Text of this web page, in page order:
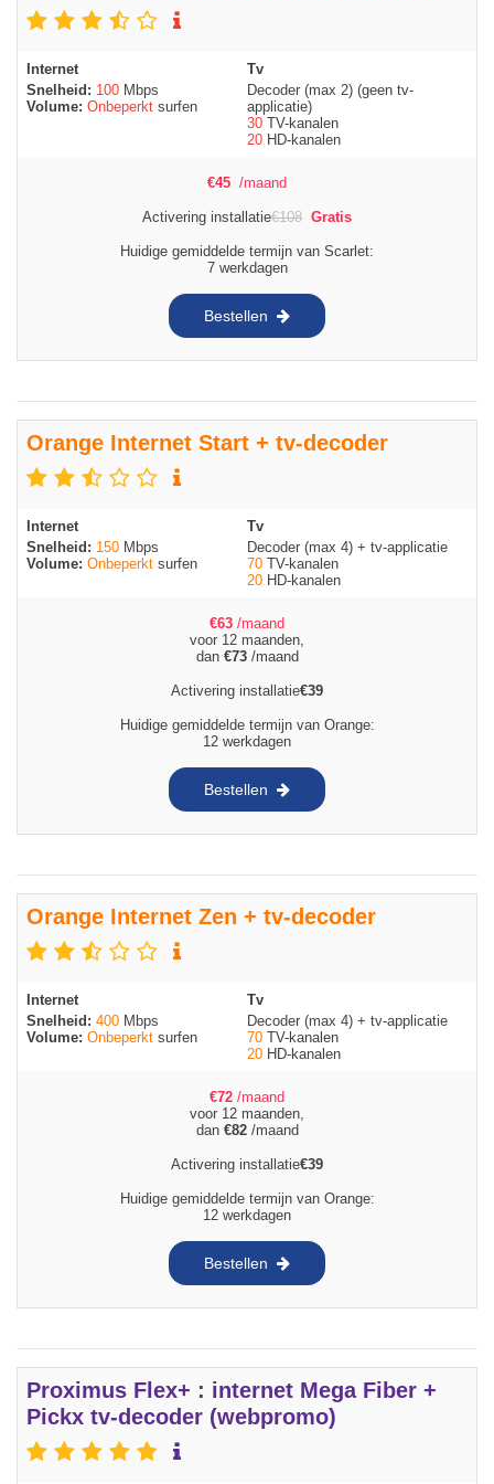
Internet
Snelheid: 100 Mbps
Volume: Onbeperkt surfen
Tv
Decoder (max 2) (geen tv-
applicatie)
30 TV-kanalen
20 HD-kanalen
€45 /maand
Activering installatie€108 Gratis
Huidige gemiddelde termijn van Scarlet:
7 werkdagen
Bestellen
Orange Internet Start + tv-decoder
Internet
Snelheid: 150 Mbps
Volume: Onbeperkt surfen
Tv
Decoder (max 4) + tv-applicatie
70 TV-kanalen
20 HD-kanalen
€63 /maand
voor 12 maanden,
dan €73/maand
Activering installatie€39
Huidige gemiddelde termijn van Orange:
12 werkdagen
Bestellen
Orange Internet Zen + tv-decoder
Internet
Snelheid: 400 Mbps
Volume: Onbeperkt surfen
Tv
Decoder (max 4) + tv-applicatie
70 TV-kanalen
20 HD-kanalen
€72 /maand
voor 12 maanden,
dan €82/maand
Activering installatie€39
Huidige gemiddelde termijn van Orange:
12 werkdagen
Bestellen
Proximus Flex+ : internet Mega Fiber +
Pickx tv-decoder (webpromo)